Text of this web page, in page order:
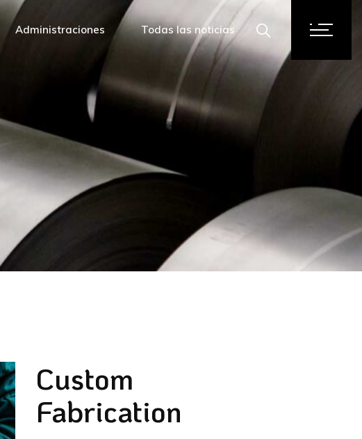
Administraciones
Ayuntamiento de Granada
Diputación de Granada
Universidad de Granada
Cámara de Comercio de Granada
Todas las noticias
Custom
Fabrication